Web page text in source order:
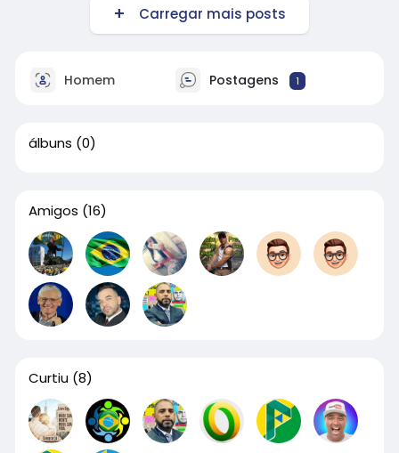
Carregar mais posts
Homem Postagens 1
álbuns (0)
Amigos (16)
Curtiu (8)